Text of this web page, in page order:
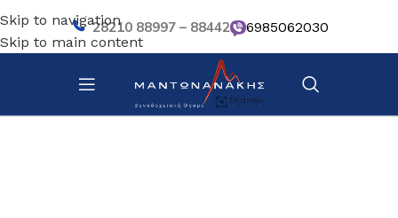
Skip to navigation
Skip to main content
28210 88997 – 88442 6985062030
Αρχική σελίδα/